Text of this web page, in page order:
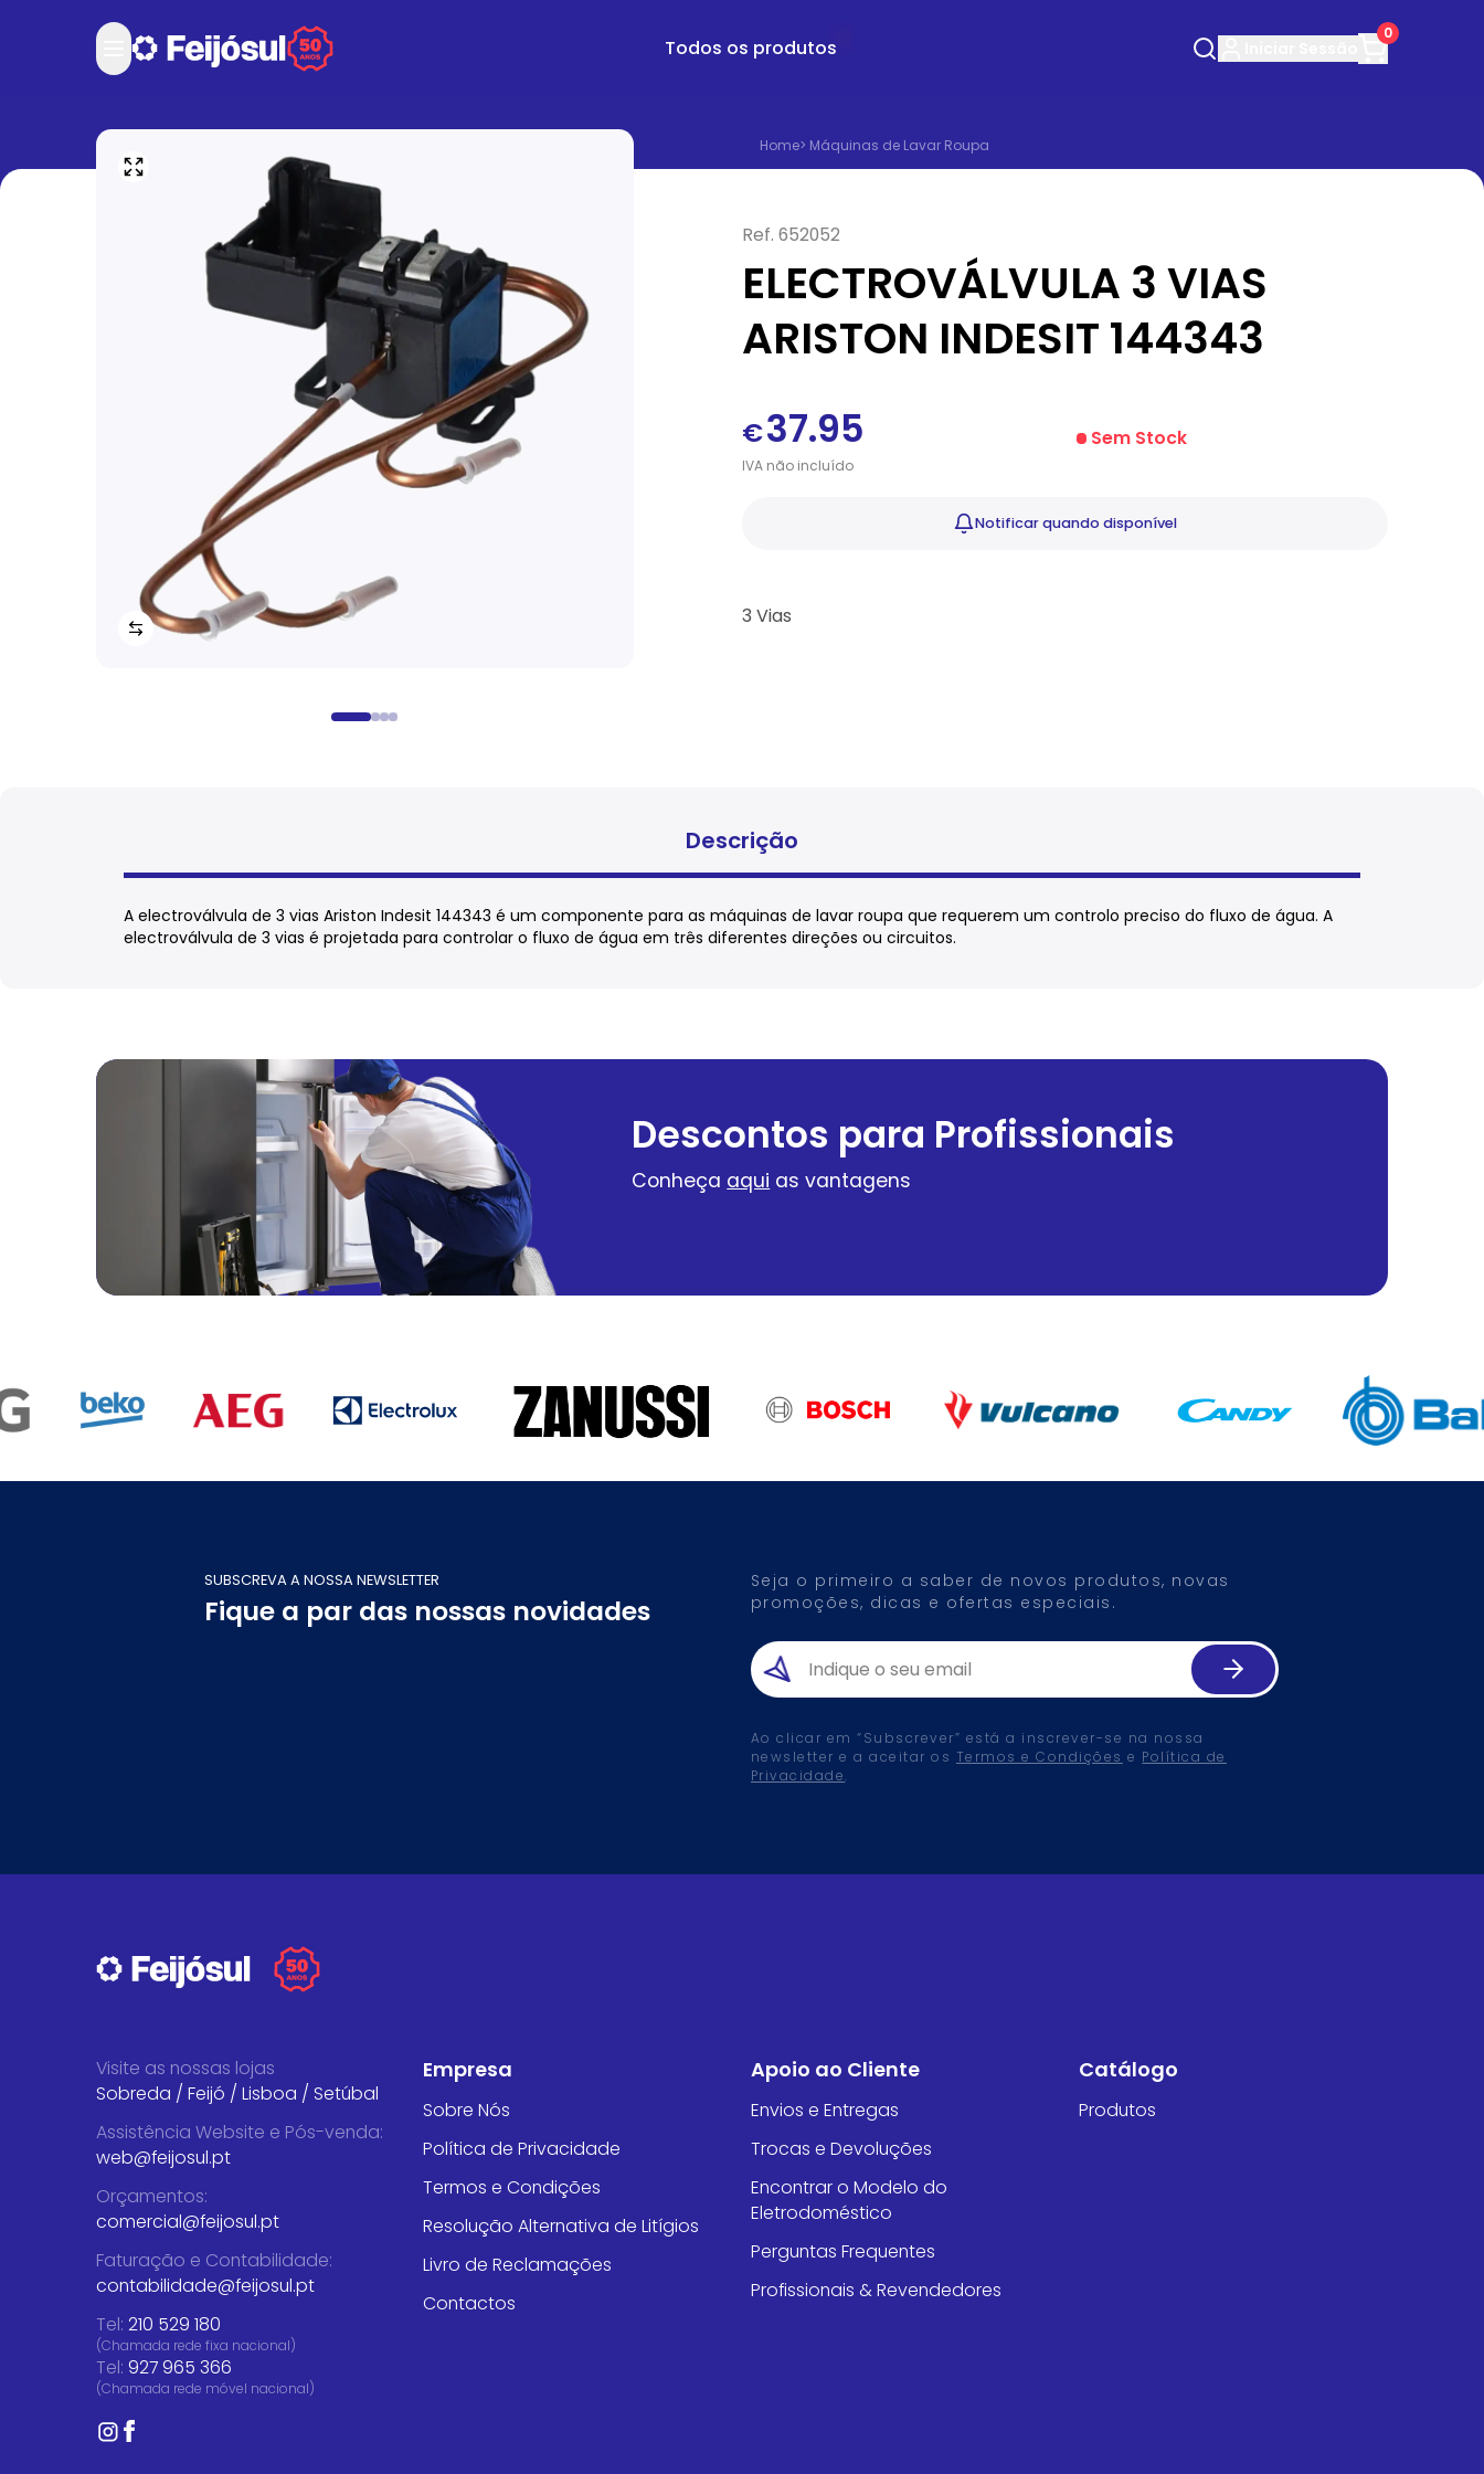
Todos os produtos
0
Home> Máquinas de Lavar Roupa
Ref. 652052
ELECTROVÁLVULA 3 VIAS
ARISTON INDESIT 144343
€37.95
IVAnãoincluído
Sem Stock
Notificarquando disponível
3 Vias
Descrição
A electroválvula de 3 vias Ariston Indesit 144343 é um componente para as máquinas de lavar roupa que requerem um controlo preciso do fluxo de água. A
electroválvula de 3 vias é projetada para controlar o fluxo de água em três diferentes direções ou circuitos.
Descontos para Profissionais
Conheça aqui as vantagens
SUBSCREVA A NOSSA NEWSLETTER
Fique a par das nossas novidades
Seja o primeiro a saber de novos produtos, novas
promoções, dicas e ofertas especiais.
Ao clicar em “Subscrever” está a inscrever-se na nossa
newsletter e a aceitar os Termos e Condições e Política de
Privacidade.
Visite as nossas lojas
Sobreda / Feijó / Lisboa / Setúbal
Assistência Website e Pós-venda:
web@feijosul.pt
Orçamentos:
comercial@feijosul.pt
Faturação e Contabilidade:
contabilidade@feijosul.pt
Tel: 210 529 180
(Chamada rede fixa nacional)
Tel: 927 965 366
(Chamada rede móvel nacional)
Empresa
Sobre Nós
Política de Privacidade
Termos e Condições
Resolução Alternativa de Litígios
Livro de Reclamações
Contactos
Apoio ao Cliente
Envios e Entregas
Trocas e Devoluções
Encontrar o Modelo do
Eletrodoméstico
Perguntas Frequentes
Profissionais & Revendedores
Catálogo
Produtos